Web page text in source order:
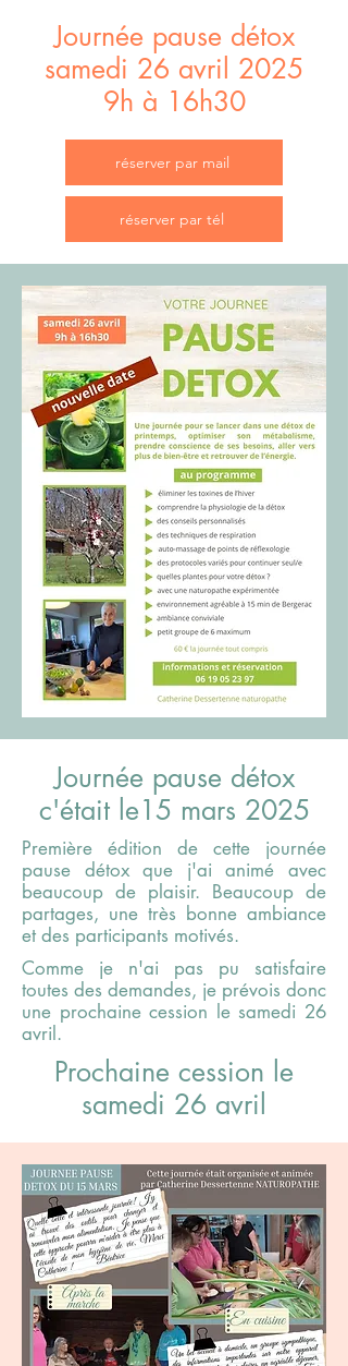
Journée pause détox
samedi 26 avril 2025
9h à 16h30
réserver par mail
réserver par tél
Journée pause détox
c'était le15 mars 2025
Première édition de cette journée
pause détox que j'ai animé avec
beaucoup de plaisir. Beaucoup de
partages, une très bonne ambiance
et des participants motivés.
Comme je n'ai pas pu satisfaire
toutes des demandes, je prévois donc
une prochaine cession le samedi 26
avril.
Prochaine cession le
samedi 26 avril